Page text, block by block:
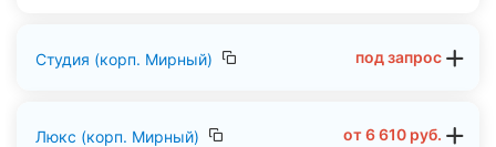
Студия (корп. Мирный) под запрос
Люкс (корп. Мирный) от6 610 руб.